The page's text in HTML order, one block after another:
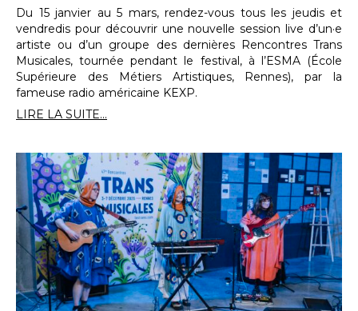
Du 15 janvier au 5 mars, rendez-vous tous les jeudis et
vendredis pour découvrir une nouvelle session live d’un·e
artiste ou d’un groupe des dernières Rencontres Trans
Musicales, tournée pendant le festival, à l’ESMA (École
Supérieure des Métiers Artistiques, Rennes), par la
fameuse radio américaine KEXP.
LIRE LA SUITE...